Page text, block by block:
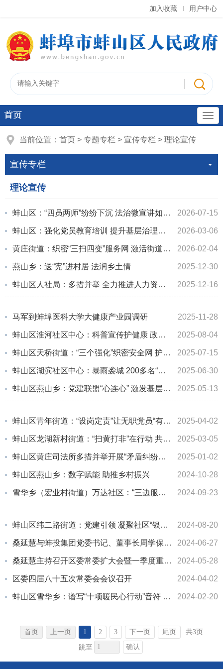
加入收藏 用户中心
首页
当前位置： 首页 > 专题专栏 > 宣传专栏 > 理论宣传
宣传专栏
理论宣传
2026-07-15
蚌山区：“四员两师”纷纷下沉 法治微宣讲如火如荼
2026-03-06
蚌山区：强化党员教育培训 提升基层治理效能
2026-02-04
黄庄街道：织密“三扫四变”服务网 激活街道经济新动能
2025-12-30
燕山乡：送“宪”进村居 法润乡土情
2025-12-16
蚌山区人社局：多措并举 全力推进人力资源服务机构企业入规纳统
2025-11-28
马军到蚌埠医科大学大健康产业园调研
2025-08-04
蚌山区淮河社区中心：科普宣传护健康 政策解读润民心
2025-07-15
蚌山区天桥街道：“三个强化”织密安全网 护航夏季平安
2025-06-30
蚌山区湖滨社区中心：暴雨袭城 200多名“守夜人”冲锋抢险一线
2025-05-13
蚌山区燕山乡：党建联盟“心连心” 激发基层治理新活力
2025-04-02
蚌山区青年街道：“设岗定责”让无职党员“有岗可为”
2025-03-05
蚌山区龙湖新村街道：“扫黄打非”在行动 共筑“护苗”安全网
2025-01-02
蚌山区黄庄司法所多措并举开展“矛盾纠纷隐患排查”专项行动
2024-10-28
蚌山区燕山乡：数字赋能 助推乡村振兴
2024-09-23
雪华乡（宏业村街道）万达社区：“三边服务”绘出幸福社区
2024-08-20
蚌山区纬二路街道：党建引领 凝聚社区“银龄”力量
2024-06-27
桑延慧与蚌投集团党委书记、董事长周学保一行举行工作会谈
2024-05-28
桑延慧主持召开区委常委扩大会暨一季度重点工作点评会议
2024-04-02
区委四届八十五次常委会会议召开
2024-02-20
蚌山区雪华乡：谱写“十项暖民心行动”音符 奏响“十全服务社区”乐章
首页 上一页 1 2 3 下一页 尾页 共3页
跳至 确认